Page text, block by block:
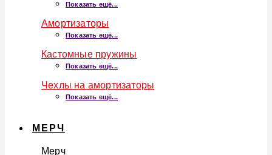
Показать ещё...
Амортизаторы
Показать ещё...
Кастомные пружины
Показать ещё...
Чехлы на амортизаторы
Показать ещё...
МЕРЧ
Мерч